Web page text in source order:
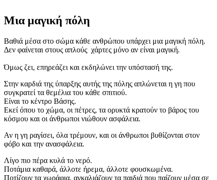
Μια μαγική πόλη
Βαθιά μέσα στο σώμα κάθε ανθρώπου υπάρχει μια μαγική πόλη.
Δεν φαίνεται στους απλούς χάρτες μόνο αν είναι μαγική.
Όμως ζει, επηρεάζει και εκδηλώνει την υπόστασή της.
Στην καρδιά της ύπαρξης αυτής της πόλης απλώνεται η γη που
συγκρατεί τα θεμέλια του κάθε σπιτιού.
Είναι το κέντρο Βάσης.
Εκεί όπου το χώμα, οι πέτρες, τα ορυκτά κρατούν το βάρος του
κόσμου και οι άνθρωποι νιώθουν ασφάλεια.
Αν η γη ραγίσει, όλα τρέμουν, και οι άνθρωποι βυθίζονται στον
φόβο και την ανασφάλεια.
Λίγο πιο πέρα κυλά το νερό.
Ποτάμια καθαρά, άλλοτε ήρεμα, άλλοτε φουσκωμένα.
Ποτίζουν τα χωράφια, αγκαλιάζουν τα παιδιά που παίζουν μέσα σε